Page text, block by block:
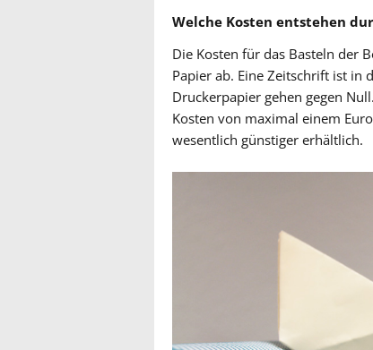
Welche Kosten entstehen
Die Kosten für das Basteln der
Papier ab. Eine Zeitschrift ist in
Druckerpapier gehen gegen
Kosten von maximal einem
wesentlich günstiger erhältlich.